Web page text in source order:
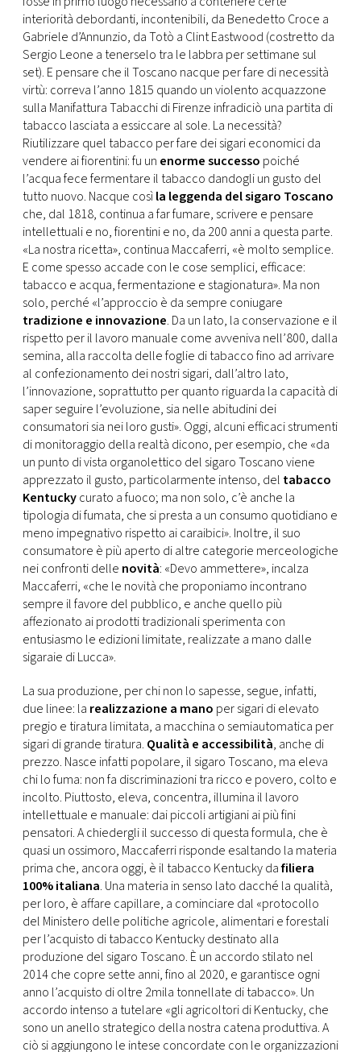
interiorità debordanti, incontenibili, da Benedetto Croce a
Gabriele d’Annunzio, da Totò a Clint Eastwood (costretto da
Sergio Leone a tenerselo tra le labbra per settimane sul
set). E pensare che il Toscano nacque per fare di necessità
virtù: correva l’anno 1815 quando un violento acquazzone
sulla Manifattura Tabacchi di Firenze infradiciò una partita di
tabacco lasciata a essiccare al sole. La necessità?
Riutilizzare quel tabacco per fare dei sigari economici da
vendere ai fiorentini: fu un enorme successo poiché
l’acqua fece fermentare il tabacco dandogli un gusto del
tutto nuovo. Nacque cosìla leggenda del sigaro Toscano
che, dal 1818, continua a far fumare, scrivere e pensare
intellettuali e no, fiorentini e no, da 200 anni a questa parte.
«La nostra ricetta», continua Maccaferri, «è molto semplice.
E come spesso accade con le cose semplici, efficace:
tabacco e acqua, fermentazione e stagionatura». Ma non
solo, perché «l’approccio è da sempre coniugare
tradizione e innovazione. Da un lato, la conservazione e il
rispetto per il lavoro manuale come avveniva nell’800, dalla
semina, alla raccolta delle foglie di tabacco fino ad arrivare
al confezionamento dei nostri sigari, dall’altro lato,
l’innovazione, soprattutto per quanto riguarda la capacità di
saper seguire l’evoluzione, sia nelle abitudini dei
consumatori sia nei loro gusti». Oggi, alcuni efficaci strumenti
di monitoraggio della realtà dicono, per esempio, che «da
un punto di vista organolettico del sigaro Toscano viene
apprezzato il gusto, particolarmente intenso, del tabacco
Kentuckycurato a fuoco; ma non solo, c’è anche la
tipologia di fumata, che si presta a un consumo quotidiano e
meno impegnativo rispetto ai caraibici». Inoltre, il suo
consumatore è più aperto di altre categorie merceologiche
nei confronti delle novità: «Devo ammettere», incalza
Maccaferri, «che le novità che proponiamo incontrano
sempre il favore del pubblico, e anche quello più
affezionato ai prodotti tradizionali sperimenta con
entusiasmo le edizioni limitate, realizzate a mano dalle
sigaraie di Lucca».
La sua produzione, per chi non lo sapesse, segue, infatti,
due linee: la realizzazione a mano per sigari di elevato
pregio e tiratura limitata, a macchina o semiautomatica per
sigari di grande tiratura. Qualità e accessibilità, anche di
prezzo. Nasce infatti popolare, il sigaro Toscano, ma eleva
chi lo fuma: non fa discriminazioni tra ricco e povero, colto e
incolto. Piuttosto, eleva, concentra, illumina il lavoro
intellettuale e manuale: dai piccoli artigiani ai più fini
pensatori. A chiedergli il successo di questa formula, che è
quasi un ossimoro, Maccaferri risponde esaltando la materia
prima che, ancora oggi, è il tabacco Kentucky dafiliera
100% italiana. Una materia in senso lato dacché la qualità,
per loro, è affare capillare, a cominciare dal «protocollo
del Ministero delle politiche agricole, alimentari e forestali
per l’acquisto di tabacco Kentucky destinato alla
produzione del sigaro Toscano. È un accordo stilato nel
2014 che copre sette anni, fino al 2020, e garantisce ogni
anno l’acquisto di oltre 2mila tonnellate di tabacco». Un
accordo intenso a tutelare «gli agricoltori di Kentucky, che
sono un anello strategico della nostra catena produttiva. A
ciò si aggiungono le intese concordate con le organizzazioni